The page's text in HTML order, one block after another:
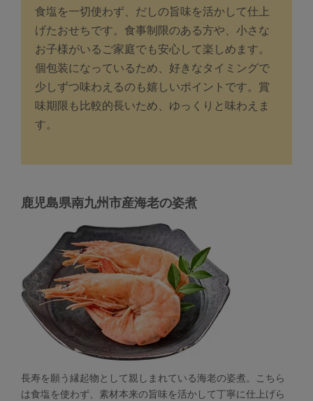
食塩を一切使わず、だしの旨味を活かして仕上
げたおせちです。食事制限のある方や、小さな
お子様がいるご家庭でも安心して楽しめます。
個包装になっているため、好きなタイミングで
少しずつ味わえるのも嬉しいポイントです。賞
味期限も比較的長いため、ゆっくりと味わえま
す。
鹿児島県南九州市産海老の姿煮
長寿を願う縁起物として親しまれている海老の姿煮。こちら
は食塩を使わず、素材本来の旨味を活かして丁寧に仕上げら